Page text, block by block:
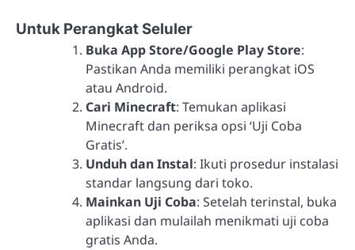
Untuk Perangkat Seluler
Buka App Store/Google Play Store:
Pastikan Anda memiliki perangkat iOS
atau Android.
Cari Minecraft: Temukan aplikasi
Minecraft dan periksa opsi ‘Uji Coba
Gratis’.
Unduh dan Instal: Ikuti prosedur instalasi
standar langsung dari toko.
Mainkan Uji Coba: Setelah terinstal, buka
aplikasi dan mulailah menikmati uji coba
gratis Anda.